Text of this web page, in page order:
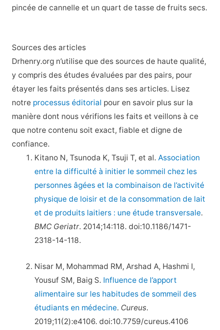
pincée de cannelle et un quart de tasse de fruits secs.
Sources des articles
Drhenry.org n’utilise que des sources de haute qualité,
y compris des études évaluées par des pairs, pour
étayer les faits présentés dans ses articles. Lisez
notre processus éditorial pour en savoir plus sur la
manière dont nous vérifions les faits et veillons à ce
que notre contenu soit exact, fiable et digne de
confiance.
Kitano N, Tsunoda K, Tsuji T, et al.Association
entre la difficulté à initier le sommeil chez les
personnes âgées et la combinaison de l’activité
physique de loisir et de la consommation de lait
et de produits laitiers : une étude transversale.
BMC Geriatr. 2014;14:118. doi:10.1186/1471-
2318-14-118.
Nisar M, Mohammad RM, Arshad A, Hashmi I,
Yousuf SM, Baig S. Influence de l’apport
alimentaire sur les habitudes de sommeil des
étudiants en médecine. Cureus.
2019;11(2):e4106. doi:10.7759/cureus.4106